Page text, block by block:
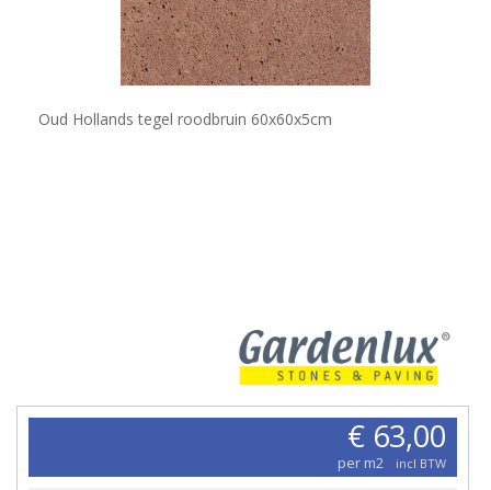
Oud Hollands tegel roodbruin 60x60x5cm
€ 63,00
per m2 incl BTW